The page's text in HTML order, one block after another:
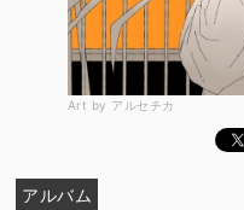
Art by アルセチカ
アルバム